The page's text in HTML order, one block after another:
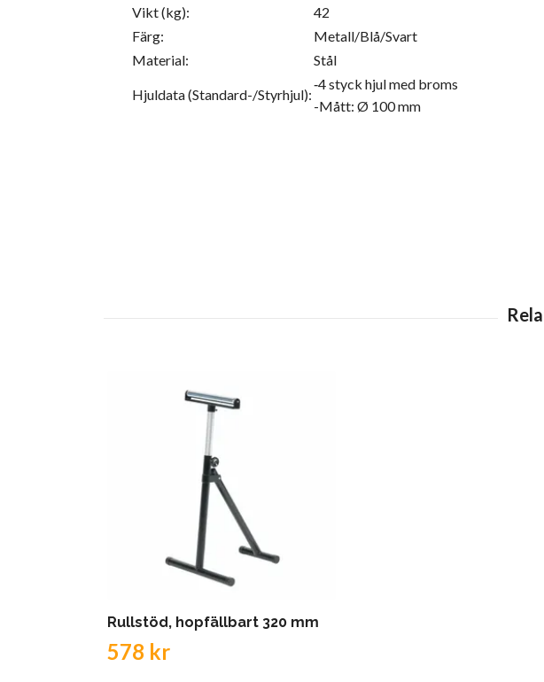
Vikt (kg):
42
Färg:
Metall/Blå/Svart
Material:
Stål
Hjuldata (Standard-/Styrhjul):
‑4 styck hjul med broms
-Mått: Ø 100 mm
Rullstöd, hopfällbart 320 mm
578 kr